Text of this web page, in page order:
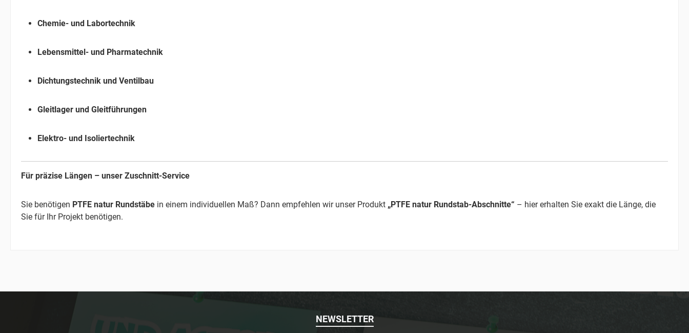
Chemie- und Labortechnik
Lebensmittel- und Pharmatechnik
Dichtungstechnik und Ventilbau
Gleitlager und Gleitführungen
Elektro- und Isoliertechnik
Für präzise Längen – unser Zuschnitt-Service
Sie benötigen PTFE natur Rundstäbe in einem individuellen Maß? Dann empfehlen wir unser Produkt „PTFE natur Rundstab-Abschnitte“ – hier erhalten Sie exakt die Länge, die
Sie für Ihr Projekt benötigen.
NEWSLETTER